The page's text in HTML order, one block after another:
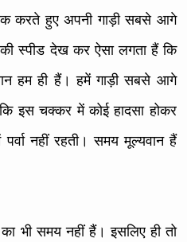
करते हुए अपनी गाड़ी सबसे आगे
स्पीड देख कर ऐसा लगता हैं कि
हम ही हैं। हमें गाड़ी सबसे आगे
इस चक्कर में कोई हादसा होकर
नहीं रहती। समय मूल्यवान हैं
भी समय नहीं हैं। इसलिए ही तो